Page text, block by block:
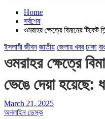
Home
সর্বশেষ
ওমরাহর ক্ষেত্রে বিমানের টিকেট
ইসলামী জীবন জাতীয় জেলার খবর ঢাকা
ওমরাহর ক্ষেত্রে
ভেঙে দেয়া হয়েছে:
March 21, 2025
অনলাইন ডেস্ক